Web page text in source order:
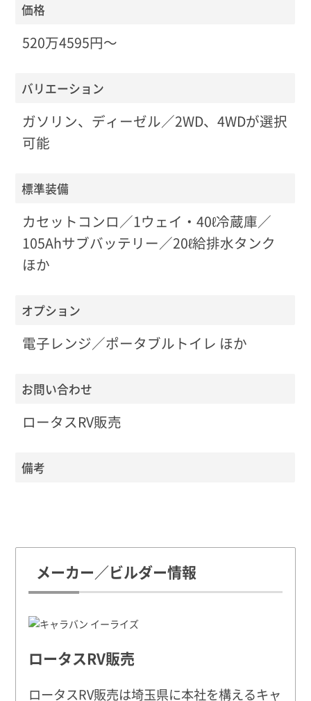
価格
520万4595円～
バリエーション
ガソリン、ディーゼル／2WD、4WDが選択
可能
標準装備
カセットコンロ／1ウェイ・40ℓ冷蔵庫／
105Ahサブバッテリー／20ℓ給排水タンク
ほか
オプション
電子レンジ／ポータブルトイレ ほか
お問い合わせ
ロータスRV販売
備考
メーカー／ビルダー情報
ロータスRV販売
ロータスRV販売は埼玉県に本社を構えるキャ